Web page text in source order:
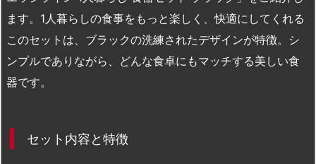
ます。1人暮らしの食事をもっと楽しく、快適にしてくれる
このセットは、ブラックの洗練されたデザインが特徴。シ
ンプルでありながら、どんな食卓にもマッチする美しい食
器です。
セット内容と特徴